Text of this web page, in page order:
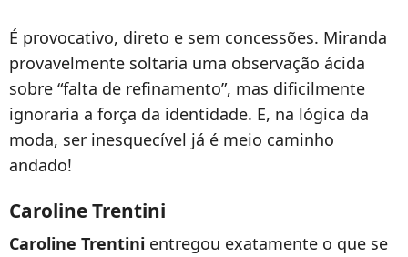
É provocativo, direto e sem concessões. Miranda
provavelmente soltaria uma observação ácida
sobre “falta de refinamento”, mas dificilmente
ignoraria a força da identidade. E, na lógica da
moda, ser inesquecível já é meio caminho
andado!
Caroline Trentini
Caroline Trentini entregou exatamente o que se